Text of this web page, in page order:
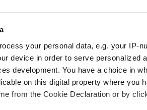
your personal data, e.g. your IP-
device in order to serve personalized
development. You have a choice in
on this digital property where you
from the Cookie Declaration or by
de reviews
n nolcampert
mei 2026